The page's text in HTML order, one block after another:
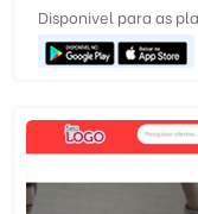
Disponivel para as